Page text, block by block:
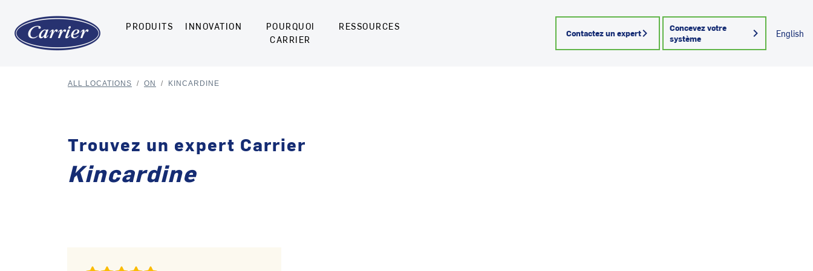
PRODUITS INNOVATION
POURQUOI
CARRIER
RESSOURCES
Contactez un expert
Concevez votre
système
English
ALL LOCATIONS / ON / KINCARDINE
Trouvez un expert Carrier
Kincardine